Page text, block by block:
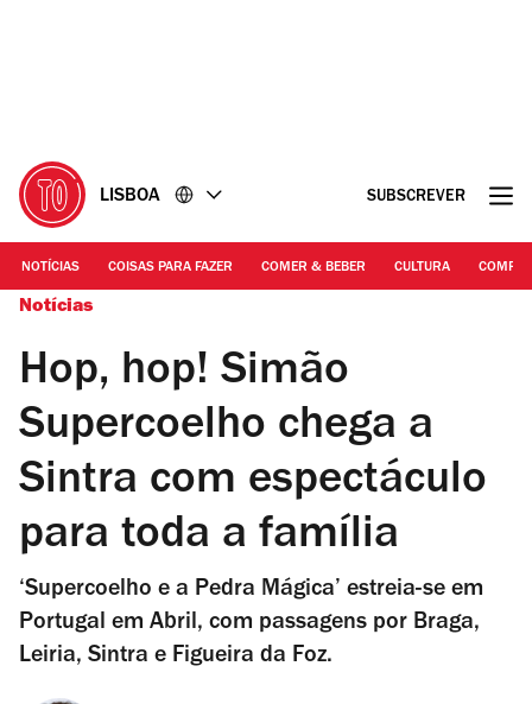
LISBOA SUBSCREVER
NOTÍCIAS COISAS PARA FAZER COMER & BEBER CULTURA
Notícias
Hop, hop! Simão
Supercoelho chega a
Sintra com espectáculo
para toda a família
‘Supercoelho e a Pedra Mágica’ estreia-se em
Portugal em Abril, com passagens por Braga,
Leiria, Sintra e Figueira da Foz.